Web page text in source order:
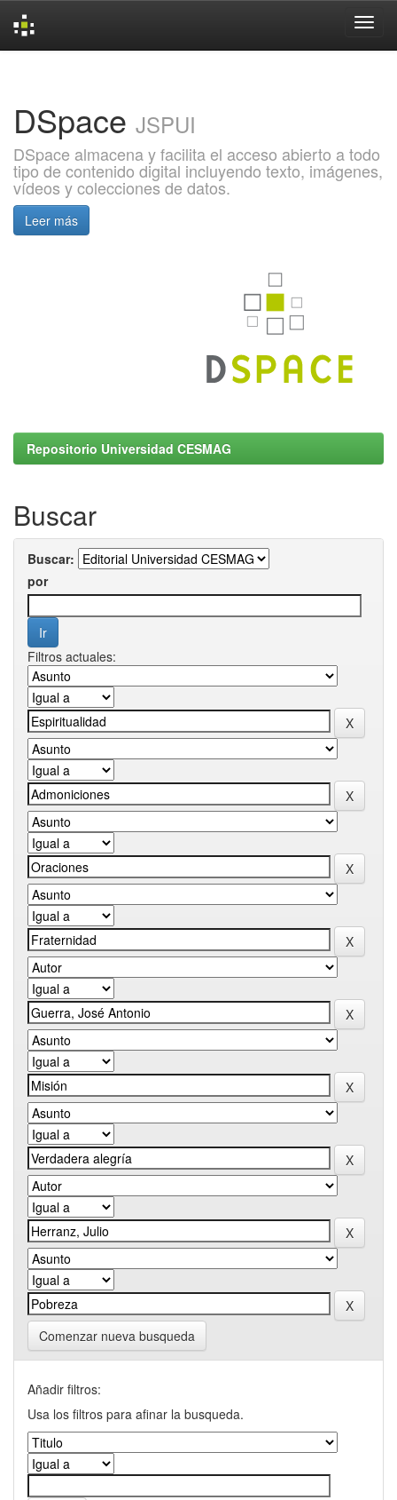
DSpace JSPUI
DSpace almacena y facilita el acceso abierto a todo
tipo de contenido digital incluyendo texto, imágenes,
vídeos y colecciones de datos.
Leer más
Repositorio Universidad CESMAG
Buscar
Buscar:
por
Filtros actuales:
Comenzar nueva busqueda
Añadir filtros:
Usa los filtros para afinar la busqueda.